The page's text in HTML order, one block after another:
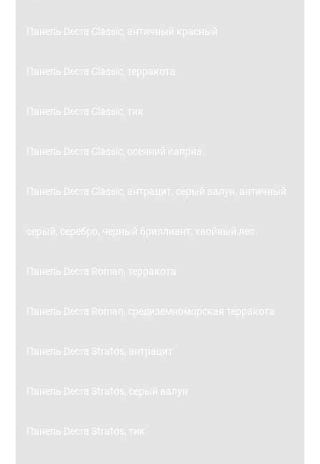
Панель Decra Classic, античный красный
Панель Decra Classic, терракота
Панель Decra Classic, тик
Панель Decra Classic, осенний каприз
Панель Decra Classic, антрацит, серый валун, античный
серый, серебро, черный бриллиант, хвойный лес
Панель Decra Roman, терракота
Панель Decra Roman, средиземноморская терракота
Панель Decra Stratos, антрацит
Панель Decra Stratos, серый валун
Панель Decra Stratos, тик